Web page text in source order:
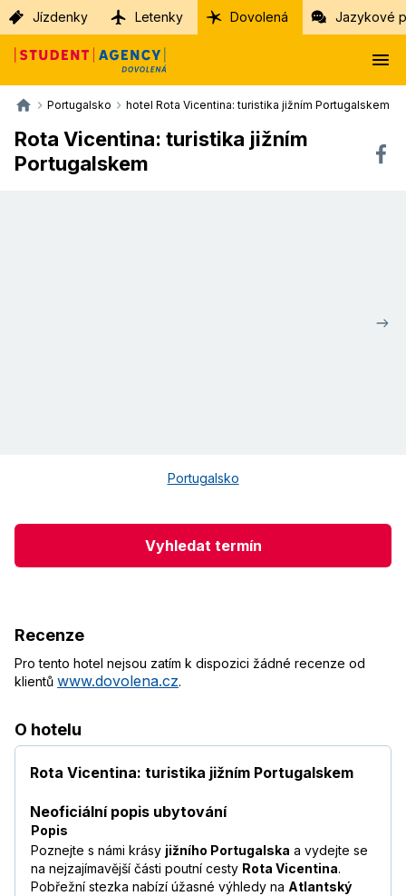
Jízdenky Letenky Dovolená Jazykové
Portugalsko hotel Rota Vicentina: turistika jižním Portugalskem
Rota Vicentina: turistika jižním
Portugalskem
Portugalsko
Vyhledat termín
Recenze
Pro tento hotel nejsou zatím k dispozici žádné recenze od
klientů www.dovolena.cz.
O hotelu
Rota Vicentina: turistika jižním Portugalskem
Neoficiální popis ubytování
Popis
Poznejte s námi krásy jižního Portugalska a vydejte se
na nejzajímavější části poutní cesty Rota Vicentina.
Pobřežní stezka nabízí úžasné výhledy na Atlantský